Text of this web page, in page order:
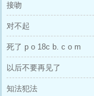
接吻
对不起
死了 p o 18c b. c o m
以后不要再见了
知法犯法